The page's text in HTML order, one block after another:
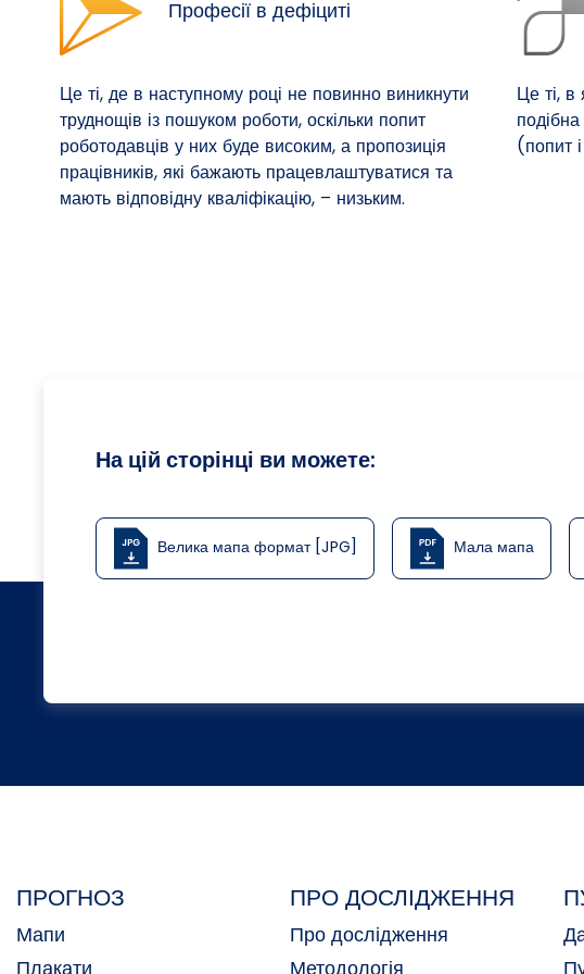
Професії в дефіциті
Це ті, де в наступному році не повинно виникнути
труднощів із пошуком роботи, оскільки попит
роботодавців у них буде високим, а пропозиція
працівників, які бажають працевлаштуватися та
мають відповідну кваліфікацію, – низьким.
Це ті, в
(попит
На цій сторінці ви можете:
Велика мапа формат [JPG] Мала мапа
ПРОГНОЗ
Мапи
Плакати
ПРО ДОСЛІДЖЕННЯ
Про дослідження
Методологія